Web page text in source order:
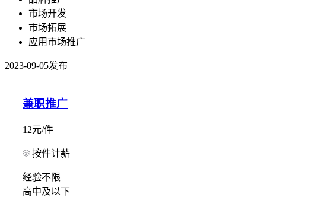
市场开发
市场拓展
应用市场推广
2023-09-05发布
兼职推广
12元/件
按件计薪
经验不限
高中及以下